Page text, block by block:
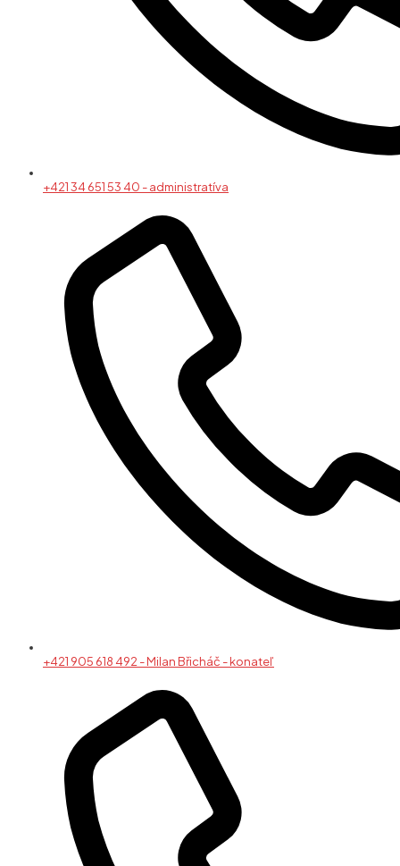
+421 34 651 53 40 - administratíva
+421 905 618 492 - Milan Břicháč - konateľ